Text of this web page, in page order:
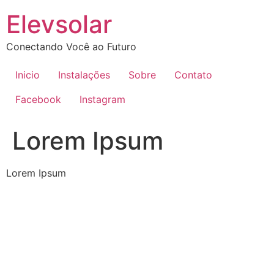
para
conteúdo
Elevsolar
Conectando Você ao Futuro
Inicio Instalações Sobre
Contato
Facebook
Instagram
Lorem Ipsum
Lorem Ipsum